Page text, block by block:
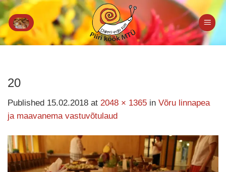
Skip
to
content
20
Published 15.02.2018 at 2048 × 1365 in Võru linnapea
ja maavanema vastuvõtulaud